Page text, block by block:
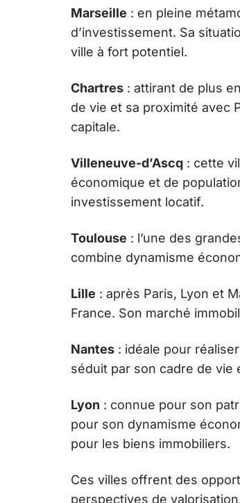
Marseille : en pleine
d’investissement. Sa
ville à fort potentiel.
Chartres : attirant de plus
de vie et sa proximité avec
capitale.
Villeneuve-d’Ascq : cette
économique et de
investissement locatif.
Toulouse : l’une des
combine dynamisme
Lille : après Paris, Lyon et
France. Son marché
Nantes : idéale pour
séduit par son cadre de vie
Lyon : connue pour son
pour son dynamisme
pour les biens immobiliers.
Ces villes offrent des
perspectives de